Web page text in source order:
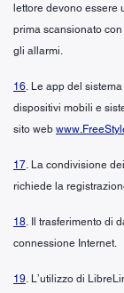
lettore devono essere
prima scansionato
gli allarmi.
16. Le app del
dispositivi mobili e
sito web
17. La condivisione
richiede la
18. Il trasferimento di
connessione Internet.
19. L’utilizzo di